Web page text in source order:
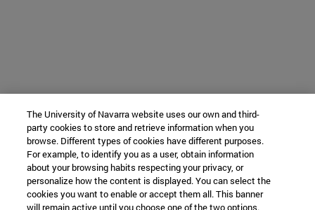
The University of Navarra website uses our own and third-
party cookies to store and retrieve information when you
browse. Different types of cookies have different purposes.
For example, to identify you as a user, obtain information
about your browsing habits respecting your privacy, or
personalize how the content is displayed. You can select the
cookies you want to enable or accept them all. This banner
will remain active until you choose one of the two options.